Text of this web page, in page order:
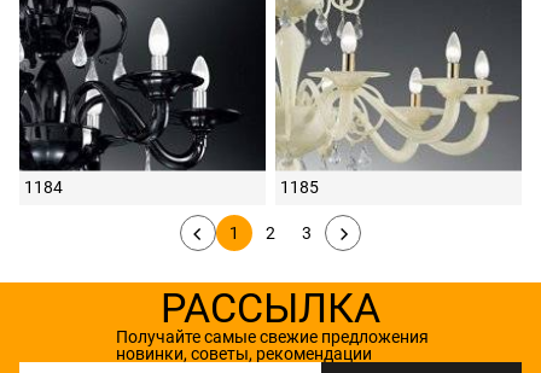
1184 1185
1 2 3
РАССЫЛКА
Получайте самые свежие предложения
новинки, советы, рекомендации